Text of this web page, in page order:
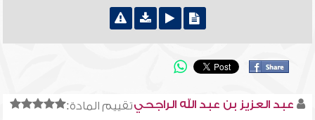
تقييم المادة:عبد العزيز بن عبد الله الراجحي